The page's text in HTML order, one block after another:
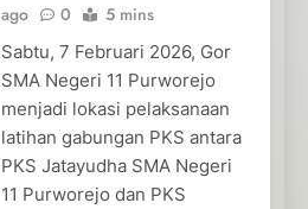
ago
0 5 mins
Sabtu, 7 Februari 2026, Gor
SMA Negeri 11 Purworejo
menjadi lokasi pelaksanaan
latihan gabungan PKS antara
PKS Jatayudha SMA Negeri
11 Purworejo dan PKS